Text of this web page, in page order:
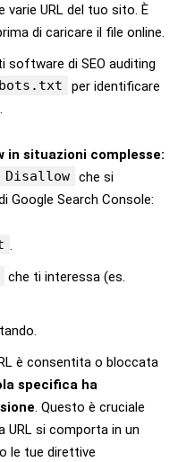
varie URL del tuo sito. È
di caricare il file online.
software di SEO auditing
per identificare
in situazioni complesse:
Disallow che si
Google Search Console:
che ti interessa (es.
è consentita o bloccata
specifica ha
. Questo è cruciale
URL si comporta in un
le tue direttive